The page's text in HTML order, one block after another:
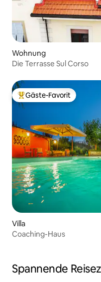
Wohnung
Die Terrasse Sul Corso
Beliebter Gäste-Favorit.
Gäste-Favorit
Villa
Coaching-Haus
Spannende